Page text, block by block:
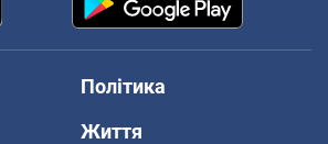
Політика
Життя